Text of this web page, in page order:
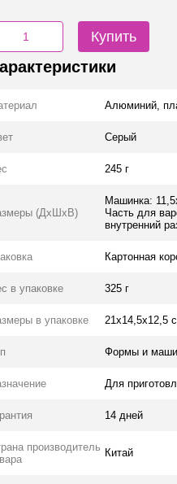
Купить
Алюминий,
Серый
245 г
(ДхШхВ)
Машинка:
Часть для
внутренний
Картонная
в упаковке 325 г
в упаковке 21х14,5х12,5
Формы и
Для
14 дней
производитель Китай